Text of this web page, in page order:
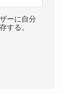
ーに自分
する。